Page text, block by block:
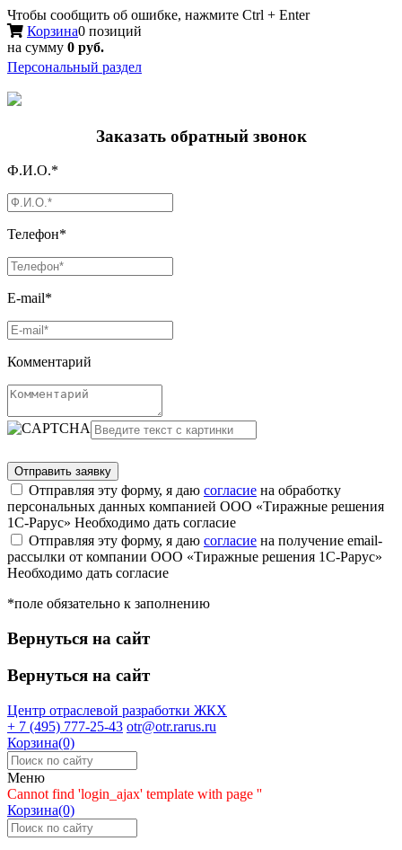
Чтобы сообщить об ошибке, нажмите Ctrl + Enter
Корзина0 позиций
на сумму 0 руб.
Персональный раздел
Заказать обратный звонок
Ф.И.О.*
Телефон*
E-mail*
Комментарий
Отправляя эту форму, я даю согласие на обработку
персональных данных компанией ООО «Тиражные решения
1С-Рарус» Необходимо дать согласие
Отправляя эту форму, я даю согласие на получение email-
рассылки от компании ООО «Тиражные решения 1С-Рарус»
Необходимо дать согласие
*поле обязательно к заполнению
Вернуться на сайт
Вернуться на сайт
Центр отраслевой разработки ЖКХ
+ 7 (495) 777-25-43 otr@otr.rarus.ru
Корзина(0)
Меню
Cannot find 'login_ajax' template with page ''
Корзина(0)